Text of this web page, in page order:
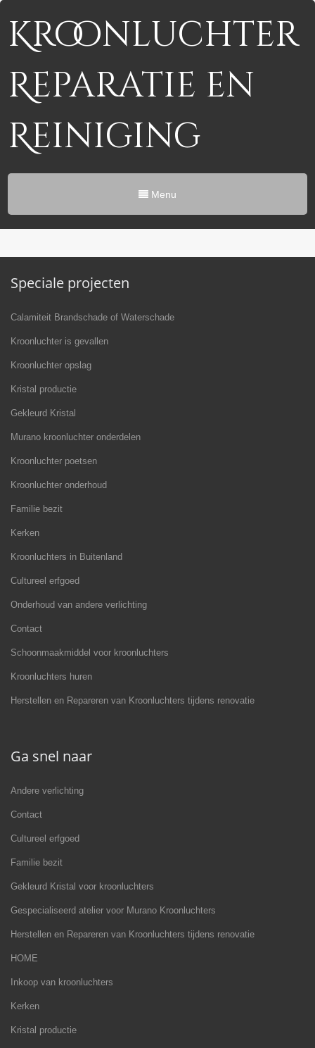
Kroonluchter
Reparatie en
Reiniging
Menu
Speciale projecten
Calamiteit Brandschade of Waterschade
Kroonluchter is gevallen
Kroonluchter opslag
Kristal productie
Gekleurd Kristal
Murano kroonluchter onderdelen
Kroonluchter poetsen
Kroonluchter onderhoud
Familie bezit
Kerken
Kroonluchters in Buitenland
Cultureel erfgoed
Onderhoud van andere verlichting
Contact
Schoonmaakmiddel voor kroonluchters
Kroonluchters huren
Herstellen en Repareren van Kroonluchters tijdens renovatie
Ga snel naar
Andere verlichting
Contact
Cultureel erfgoed
Familie bezit
Gekleurd Kristal voor kroonluchters
Gespecialiseerd atelier voor Murano Kroonluchters
Herstellen en Repareren van Kroonluchters tijdens renovatie
HOME
Inkoop van kroonluchters
Kerken
Kristal productie